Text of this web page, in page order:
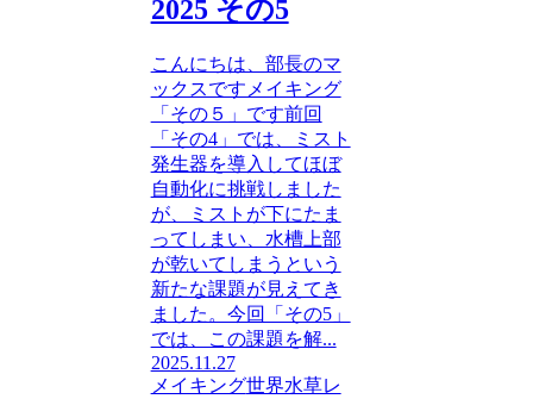
2025 その5
こんにちは、部長のマ
ックスですメイキング
「その５」です前回
「その4」では、ミスト
発生器を導入してほぼ
自動化に挑戦しました
が、ミストが下にたま
ってしまい、水槽上部
が乾いてしまうという
新たな課題が見えてき
ました。今回「その5」
では、この課題を解...
2025.11.27
メイキング世界水草レ